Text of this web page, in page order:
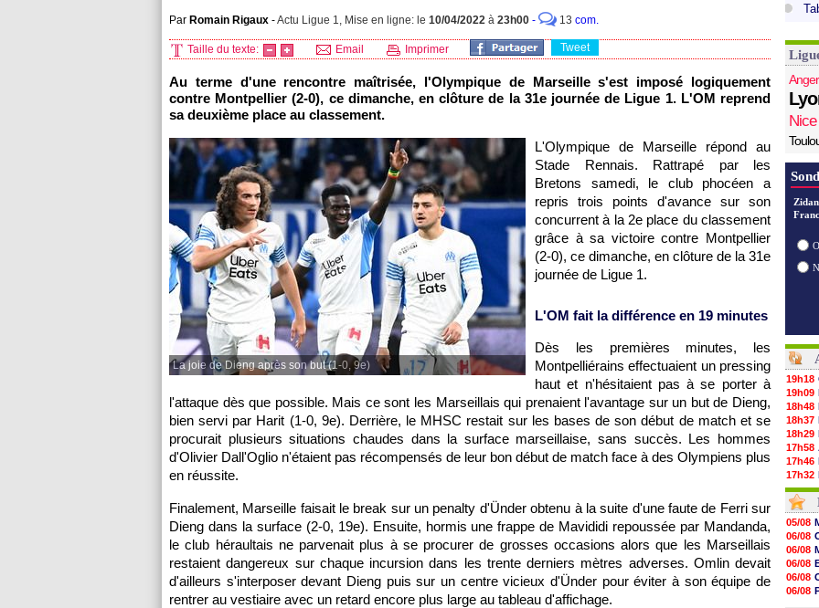
Par Romain Rigaux -Actu Ligue 1, Mise en ligne: le 10/04/2022 à 23h00 - 13 com.
Taille du texte: Email Imprimer Tweet
Au terme d'une rencontre maîtrisée, l'Olympique de Marseille s'est imposé logiquement
contre Montpellier (2-0), ce dimanche, en clôture de la 31e journée de Ligue 1. L'OM reprend
sa deuxième place au classement.
La joie de Dieng après son but (1-0, 9e)
L'Olympique de Marseille répond au
Stade Rennais. Rattrapé par les
Bretons samedi, le club phocéen a
repris trois points d'avance sur son
concurrent à la 2e place du classement
grâce à sa victoire contre Montpellier
(2-0), ce dimanche, en clôture de la 31e
journée de Ligue 1.
L'OM fait la différence en 19 minutes
Dès les premières minutes, les
Montpelliérains effectuaient un pressing
haut et n'hésitaient pas à se porter à
l'attaque dès que possible. Mais ce sont les Marseillais qui prenaient l'avantage sur un but de Dieng,
bien servi par Harit (1-0, 9e). Derrière, le MHSC restait sur les bases de son début de match et se
procurait plusieurs situations chaudes dans la surface marseillaise, sans succès. Les hommes
d'Olivier Dall'Oglio n'étaient pas récompensés de leur bon début de match face à des Olympiens plus
en réussite.
Finalement, Marseille faisait le break sur un penalty d'Ünder obtenu à la suite d'une faute de Ferri sur
Dieng dans la surface (2-0, 19e). Ensuite, hormis une frappe de Mavididi repoussée par Mandanda,
le club héraultais ne parvenait plus à se procurer de grosses occasions alors que les Marseillais
restaient dangereux sur chaque incursion dans les trente derniers mètres adverses. Omlin devait
d'ailleurs s'interposer devant Dieng puis sur un centre vicieux d'Ünder pour éviter à son équipe de
rentrer au vestiaire avec un retard encore plus large au tableau d'affichage.
Nice
19h18
19h09
18h48
18h37
18h29
17h58
17h46
17h32
17h16
16h59
16h37
16h33
16h27
16h22
16h07
15h46
15h41
05/08
06/08
06/08
06/08
06/08
06/08